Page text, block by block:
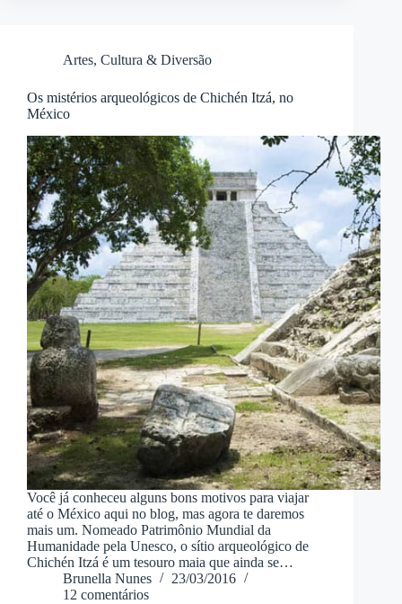
Artes, Cultura & Diversão
Os mistérios arqueológicos de Chichén Itzá, no
México
Você já conheceu alguns bons motivos para viajar
até o México aqui no blog, mas agora te daremos
mais um. Nomeado Patrimônio Mundial da
Humanidade pela Unesco, o sítio arqueológico de
Chichén Itzá é um tesouro maia que ainda se…
Brunella Nunes
23/03/2016
12 comentários